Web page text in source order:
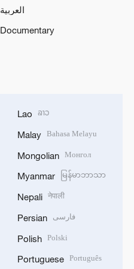
العربية
Documentary
Lao ລາວ
Malay Bahasa Melayu
Mongolian Монгол
Myanmar မြန်မာဘာသာ
Nepali नेपाली
Persian فارسی
Polish Polski
Portuguese Português